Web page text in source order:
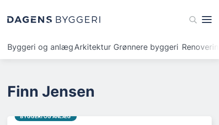
Byggeri og anlægArkitektur Grønnere byggeri
Finn Jensen
BYGGERI OG ANLÆG